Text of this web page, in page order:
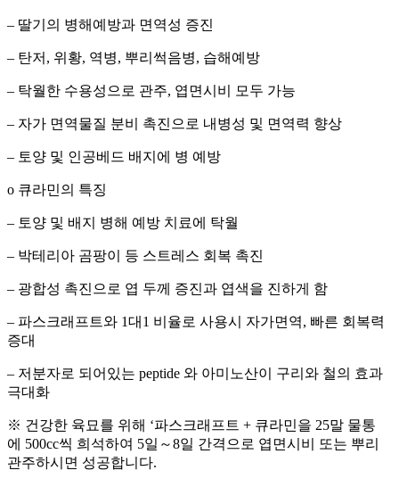
– 딸기의 병해예방과 면역성 증진
– 탄저 , 위황, 역병, 뿌리썩음병, 습해예방
– 탁월한 수용성으로 관주, 엽면시비 모두 가능
– 자가 면역물질 분비 촉진으로 내병성 및 면역력 향상
– 토양 및 인공베드 배지에 병 예방
o 큐라민의 특징
– 토양 및 배지 병해 예방 치료에 탁월
– 박테리아 곰팡이 등 스트레스 회복 촉진
– 광합성 촉진으로 엽 두께 증진과 엽색을 진하게 함
– 파스크래프트와 1대 1 비율로 사용시 자가면역, 빠른 회복력
증대
– 저분자로 되어있는 peptide 와 아미노산이 구리와 철의 효과
극대화
※ 건강한 육묘를 위해 ‘파스크래프트 + 큐라민을 25말 물통
에 500cc씩 희석하여 5일～8일 간격으로 엽면시비 또는 뿌리
관주하시면 성공합니다.